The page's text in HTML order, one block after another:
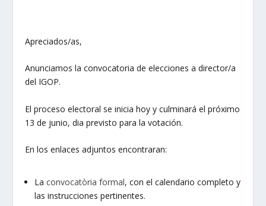
Apreciados/as,
Anunciamos la convocatoria de elecciones a director/a
del IGOP.
El proceso electoral se inicia hoy y culminará el próximo
13 de junio, dia previsto para la votación.
En los enlaces adjuntos encontraran:
Laconvocatòria formal, con el calendario completo y
las instrucciones pertinentes.